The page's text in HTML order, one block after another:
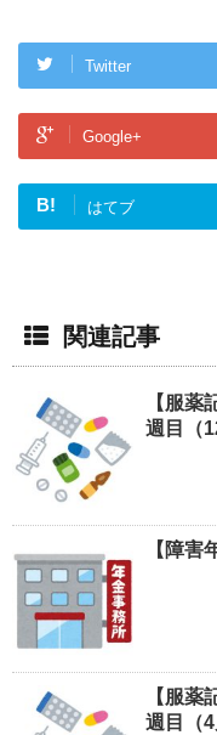
Twitter
Google+
B! はてブ
関連記事
【服薬
週目（
【障害
【服薬
週目（4